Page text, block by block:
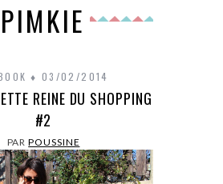
PIMKIE
03/02/2014
REINE DU SHOPPING
#2
PARPOUSSINE